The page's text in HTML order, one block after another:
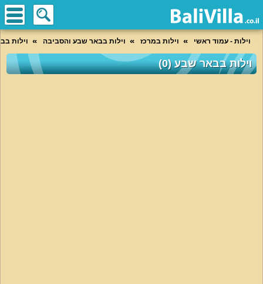
וילות - עמוד ראשי וילות במרכז וילות בבאר שבע והסביבה וילות
וילות בבאר שבע (0)